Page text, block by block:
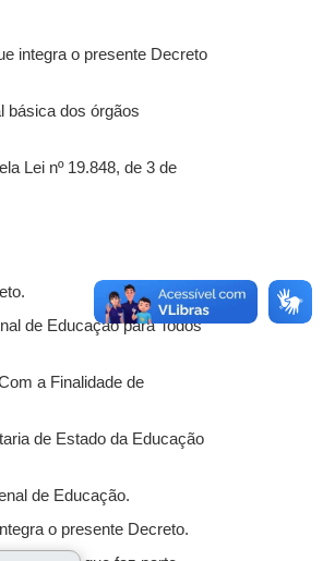
integra o presente Decreto
básica dos órgãos
Lei nº 19.848, de 3 de
de Educação para Todos
a Finalidade de
de Estado da Educação
de Educação.
o presente Decreto.